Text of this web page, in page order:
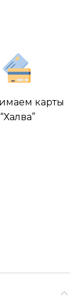
карты
“Халва”